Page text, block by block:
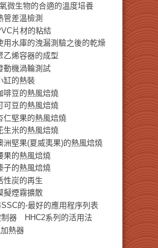
微生物的合適的溫度培養
管差溫檢測
片材的粘結
用水庫的洩漏測驗之後的乾燥
乙烯容器的成型
動機渦輪測試
缸的熱裝
啡豆的熱風焙燒
可豆的熱風焙燒
仁堅果的熱風焙燒
生米的熱風焙燒
洲堅果(夏威夷果)的熱風焙燒
果的熱風焙燒
子的熱風焙燒
性炭的再生
擬煙霧擴散
的-最好的應用程序列表
制器 HHC2系列的活用法
熱器